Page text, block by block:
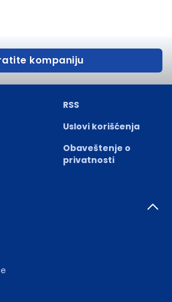
kompaniju
RSS
Uslovi korišćenja
Obaveštenje o
privatnosti